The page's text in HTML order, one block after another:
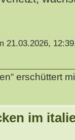
21.03.2026,
erschüttert
im